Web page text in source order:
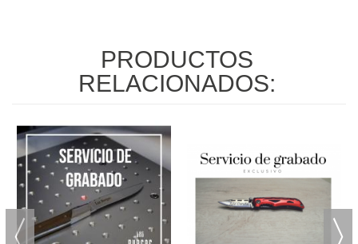
PRODUCTOS
RELACIONADOS: